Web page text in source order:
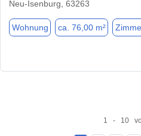
Neu-Isenburg, 63263
Wohnung ca. 76,00 m²
1 - 10